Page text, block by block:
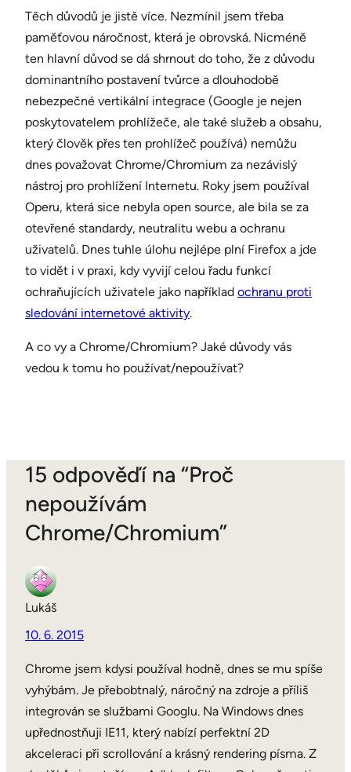
Těch důvodů je jistě více. Nezmínil jsem třeba
paměťovou náročnost, která je obrovská. Nicméně
ten hlavní důvod se dá shrnout do toho, že z důvodu
dominantního postavení tvůrce a dlouhodobě
nebezpečné vertikální integrace (Google je nejen
poskytovatelem prohlížeče, ale také služeb a obsahu,
který člověk přes ten prohlížeč používá) nemůžu
dnes považovat Chrome/Chromium za nezávislý
nástroj pro prohlížení Internetu. Roky jsem používal
Operu, která sice nebyla open source, ale bila se za
otevřené standardy, neutralitu webu a ochranu
uživatelů. Dnes tuhle úlohu nejlépe plní Firefox a jde
to vidět i v praxi, kdy vyvijí celou řadu funkcí
ochraňujících uživatele jako například ochranu proti
sledování internetové aktivity.
A co vy a Chrome/Chromium? Jaké důvody vás
vedou k tomu ho používat/nepoužívat?
15 odpověďí na “Proč
nepoužívám
Chrome/Chromium”
Lukáš
10. 6. 2015
Chrome jsem kdysi používal hodně, dnes se mu spíše
vyhýbám. Je přebobtnalý, náročný na zdroje a příliš
integrován se službami Googlu. Na Windows dnes
upřednostňuji IE11, který nabízí perfektní 2D
akceleraci při scrollování a krásný rendering písma. Z